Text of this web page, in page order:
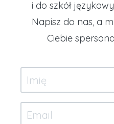
i do szkół
Napisz do nas, a
Ciebie